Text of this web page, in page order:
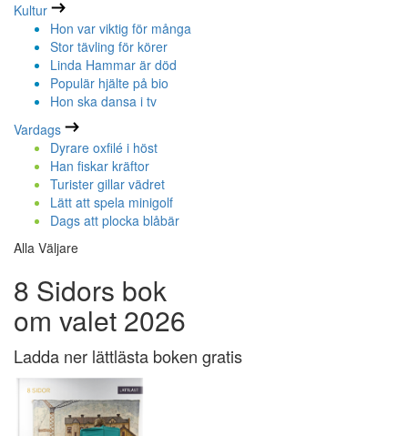
Kultur
Hon var viktig för många
Stor tävling för körer
Linda Hammar är död
Populär hjälte på bio
Hon ska dansa i tv
Vardags
Dyrare oxfilé i höst
Han fiskar kräftor
Turister gillar vädret
Lätt att spela minigolf
Dags att plocka blåbär
Alla Väljare
8 Sidors bok
om valet 2026
Ladda ner lättlästa boken gratis